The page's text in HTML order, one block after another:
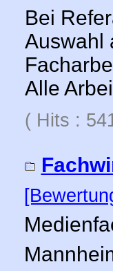
Bei
Auswahl
Alle
( Hits :